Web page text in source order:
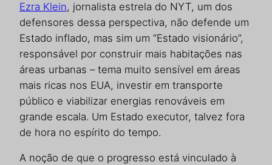
Ezra Klein, jornalista estrela do NYT, um dos
defensores dessa perspectiva, não defende um
Estado inflado, mas sim um “Estado visionário”,
responsável por construir mais habitações nas
áreas urbanas – tema muito sensível em áreas
mais ricas nos EUA, investir em transporte
público e viabilizar energias renováveis em
grande escala. Um Estado executor, talvez fora
de hora no espírito do tempo.
A noção de que o progresso está vinculado à